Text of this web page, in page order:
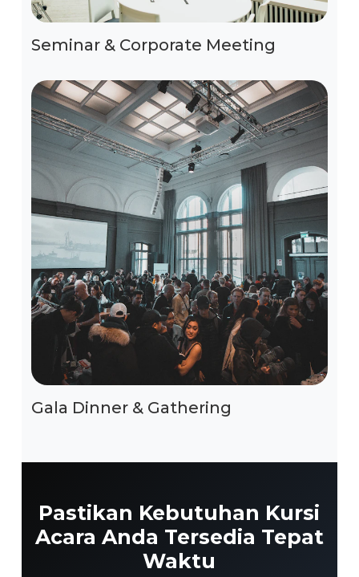
Seminar & Corporate Meeting
Gala Dinner & Gathering
Pastikan Kebutuhan Kursi
Acara Anda Tersedia Tepat
Waktu